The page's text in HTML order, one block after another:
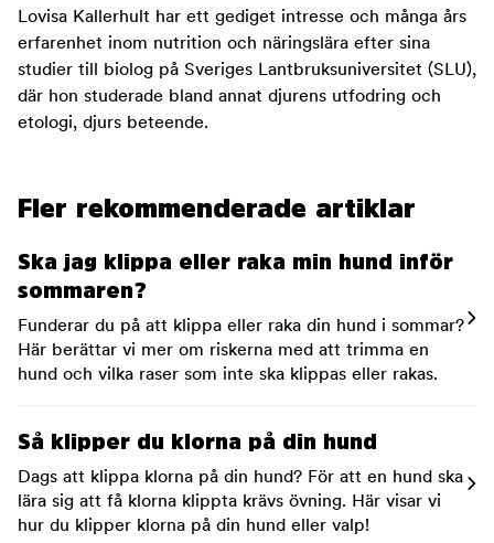
Lovisa Kallerhult har ett gediget intresse och många års
erfarenhet inom nutrition och näringslära efter sina
studier till biolog på Sveriges Lantbruksuniversitet (SLU),
där hon studerade bland annat djurens utfodring och
etologi, djurs beteende.
Fler rekommenderade artiklar
Ska jag klippa eller raka min hund inför
sommaren?
Funderar du på att klippa eller raka din hund i sommar?
Här berättar vi mer om riskerna med att trimma en
hund och vilka raser som inte ska klippas eller rakas.
Så klipper du klorna på din hund
Dags att klippa klorna på din hund? För att en hund ska
lära sig att få klorna klippta krävs övning. Här visar vi
hur du klipper klorna på din hund eller valp!